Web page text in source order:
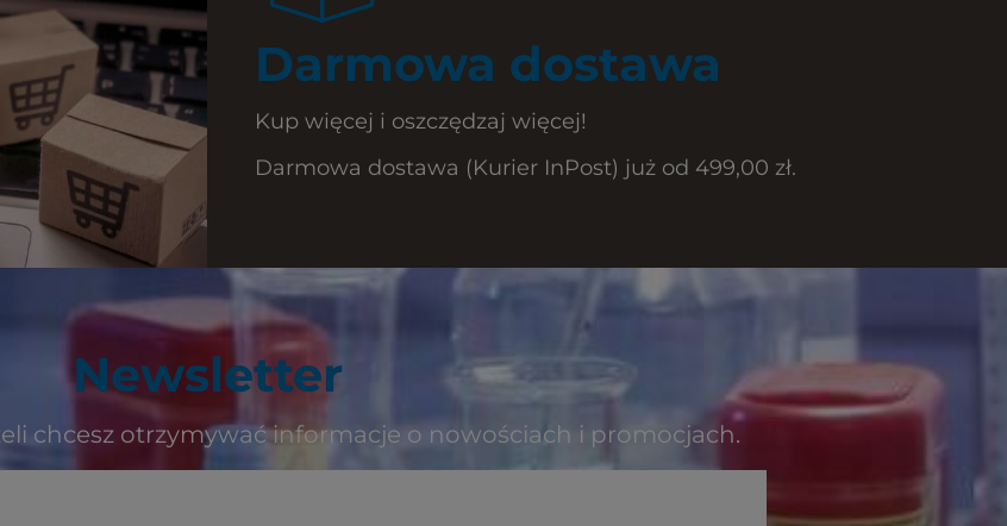
Darmowa dostawa
Kup więcej i oszczędzaj więcej!
Darmowa dostawa (Kurier InPost) już od 499,00 zł.
Newsletter
chcesz otrzymywać informacje o nowościach i promocjach.